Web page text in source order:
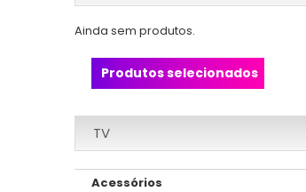
Ainda sem produtos.
Produtos selecionados
TV
Acessórios